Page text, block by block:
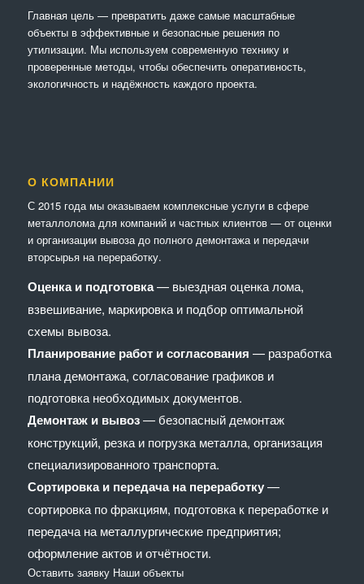
Главная цель — превратить даже самые масштабные
объекты в эффективные и безопасные решения по
утилизации. Мы используем современную технику и
проверенные методы, чтобы обеспечить оперативность,
экологичность и надёжность каждого проекта.
О КОМПАНИИ
С 2015 года мы оказываем комплексные услуги в сфере
металлолома для компаний и частных клиентов — от оценки
и организации вывоза до полного демонтажа и передачи
вторсырья на переработку.
Оценка и подготовка— выездная оценка лома,
взвешивание, маркировка и подбор оптимальной
схемы вывоза.
Планирование работ и согласования — разработка
плана демонтажа, согласование графиков и
подготовка необходимых документов.
Демонтаж и вывоз— безопасный демонтаж
конструкций, резка и погрузка металла, организация
специализированного транспорта.
Сортировка и передача на переработку—
сортировка по фракциям, подготовка к переработке и
передача на металлургические предприятия;
оформление актов и отчётности.
Оставить заявку Наши объекты